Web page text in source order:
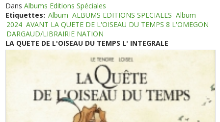
DansAlbums Editions Spéciales
Etiquettes: Album ALBUMS EDITIONS SPECIALES Album
2024 AVANT LA QUETE DE L'OISEAU DU TEMPS 8 L'OMEGON
DARGAUD/LIBRAIRIE NATION
LA QUETE DE L'OISEAU DU TEMPS L' INTEGRALE